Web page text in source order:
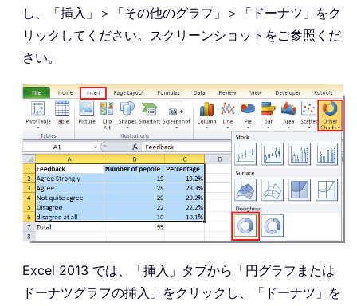
し、「挿入」＞「その他のグラフ」＞「ドーナツ」をク
リックしてください。スクリーンショットをご参照くだ
さい。
Excel 2013 では、「挿入」タブから「円グラフまたは
ドーナツグラフの挿入」をクリックし、「ドーナツ」を